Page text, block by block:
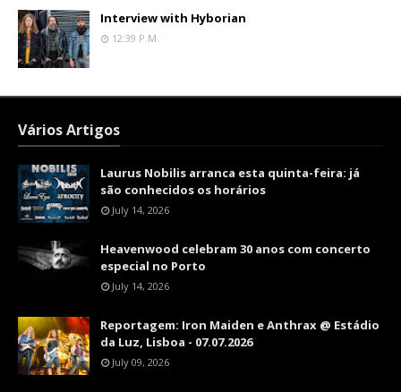
Interview with Hyborian
12:39 P.m.
Vários Artigos
Laurus Nobilis arranca esta quinta-feira: já
são conhecidos os horários
July 14, 2026
Heavenwood celebram 30 anos com concerto
especial no Porto
July 14, 2026
Reportagem: Iron Maiden e Anthrax @ Estádio
da Luz, Lisboa - 07.07.2026
July 09, 2026